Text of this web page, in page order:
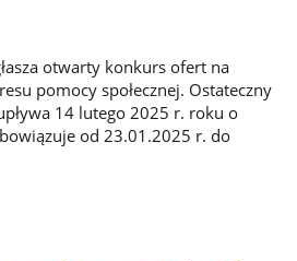
otwarty konkurs ofert na
pomocy społecznej. Ostateczny
14 lutego 2025 r. roku o
od 23.01.2025 r. do